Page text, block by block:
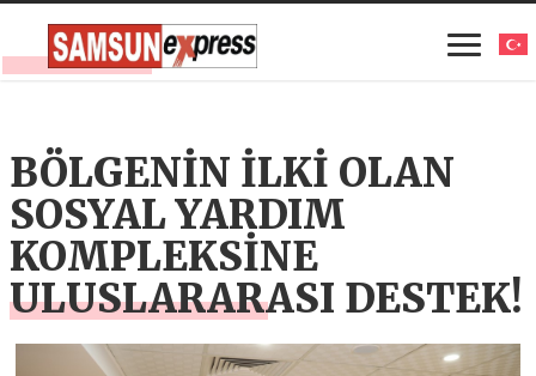
BÖLGENİN İLKİ OLAN
SOSYAL YARDIM
KOMPLEKSİNE
ULUSLARARASI DESTEK!